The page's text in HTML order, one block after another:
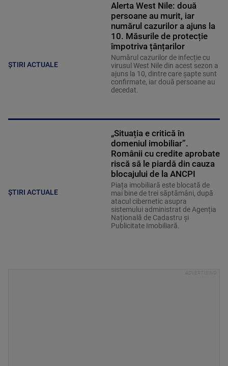
ȘTIRI ACTUALE
Alerta West Nile: două
persoane au murit, iar
numărul cazurilor a ajuns la
10. Măsurile de protecție
împotriva țânțarilor
Numărul cazurilor de infecție cu
virusul West Nile din acest sezon a
ajuns la 10, dintre care șapte sunt
confirmate, iar două persoane au
decedat.
ȘTIRI ACTUALE
„Situația e critică în
domeniul imobiliar”.
Românii cu credite aprobate
riscă să le piardă din cauza
blocajului de la ANCPI
Piața imobiliară este blocată de
mai bine de trei săptămâni, după
atacul cibernetic asupra
sistemului administrat de Agenția
Națională de Cadastru și
Publicitate Imobiliară.